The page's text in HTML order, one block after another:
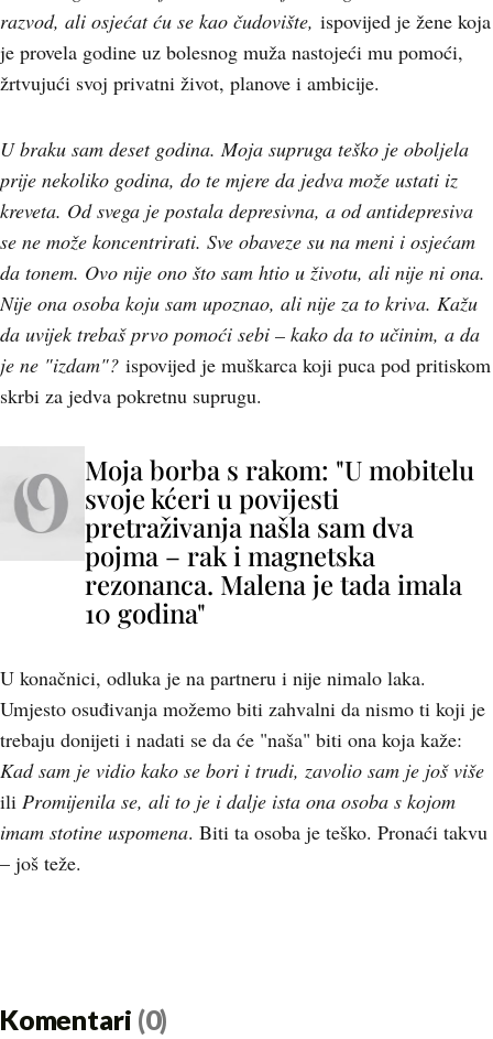
razvod, ali osjećat ću se kao čudovište, ispovijed je žene koja
je provela godine uz bolesnog muža nastojeći mu pomoći,
žrtvujući svoj privatni život, planove i ambicije.
U braku sam deset godina. Moja supruga teško je oboljela
prije nekoliko godina, do te mjere da jedva može ustati iz
kreveta. Od svega je postala depresivna, a od antidepresiva
se ne može koncentrirati. Sve obaveze su na meni i osjećam
da tonem. Ovo nije ono što sam htio u životu, ali nije ni ona.
Nije ona osoba koju sam upoznao, ali nije za to kriva. Kažu
da uvijek trebaš prvo pomoći sebi – kako da to učinim, a da
je ne "izdam"? ispovijed je muškarca koji puca pod pritiskom
skrbi za jedva pokretnu suprugu.
Moja borba s rakom: "U mobitelu
svoje kćeri u povijesti
pretraživanja našla sam dva
pojma – rak i magnetska
rezonanca. Malena je tada imala
10 godina"
U konačnici, odluka je na partneru i nije nimalo laka.
Umjesto osuđivanja možemo biti zahvalni da nismo ti koji je
trebaju donijeti i nadati se da će "naša" biti ona koja kaže:
Kad sam je vidio kako se bori i trudi, zavolio sam je još više
ili Promijenila se, ali to je i dalje ista ona osoba s kojom
imam stotine uspomena. Biti ta osoba je teško. Pronaći takvu
– još teže.
Komentari (0)